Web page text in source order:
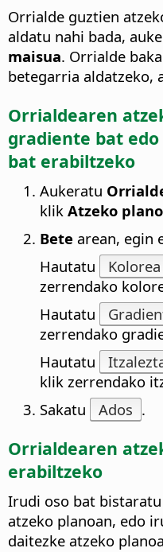
Orrialde guztien
aldatu nahi bada,
maisua. Orrialde
betegarria aldatzeko,
Orrialdearen
gradiente bat
bat erabiltzeko
Aukeratu
klik Atzeko
Bete arean, egin
Hautatu
Kolorea
zerrendako
Hautatu
zerrendako
Hautatu
klik zerrendako
Sakatu
Ados .
Orrialdearen
erabiltzeko
Irudi oso bat
atzeko planoan, edo
daitezke atzeko